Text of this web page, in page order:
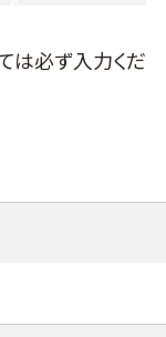
は必ず入力くだ